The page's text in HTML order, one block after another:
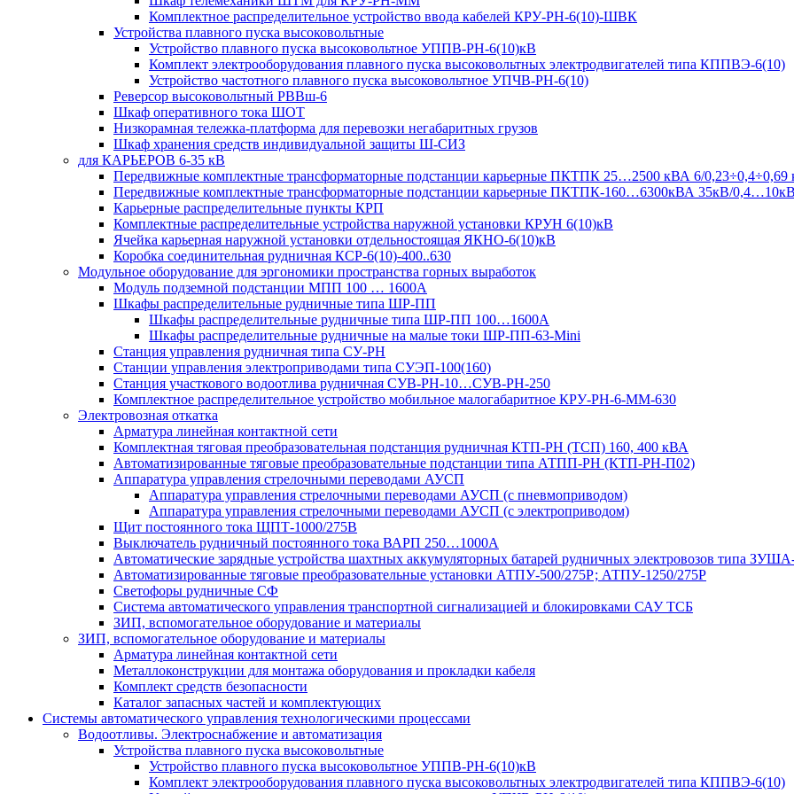
Комплектное распределительное устройство ввода кабелей КРУ-РН-6(10)-ШВК
Устройства плавного пуска высоковольтные
Устройство плавного пуска высоковольтное УППВ-РН-6(10)кВ
Комплект электрооборудования плавного пуска высоковольтных электродвигателей типа КППВЭ-6(10)
Устройство частотного плавного пуска высоковольтное УПЧВ-РН-6(10)
Реверсор высоковольтный РВВш-6
Шкаф оперативного тока ШОТ
Низкорамная тележка-платформа для перевозки негабаритных грузов
Шкаф хранения средств индивидуальной защиты Ш-СИЗ
для КАРЬЕРОВ 6-35 кВ
Передвижные комплектные трансформаторные подстанции карьерные ПКТПК 25…2500 кВА 6/0,23÷0,4÷0,69
Передвижные комплектные трансформаторные подстанции карьерные ПКТПК-160…6300кВА 35кВ/
Карьерные распределительные пункты КРП
Комплектные распределительные устройства наружной установки КРУН 6(10)кВ
Ячейка карьерная наружной установки отдельностоящая ЯКНО-6(10)кВ
Коробка соединительная рудничная КСР-6(10)-400..630
Модульное оборудование для эргономики пространства горных выработок
Модуль подземной подстанции МПП 100 … 1600А
Шкафы распределительные рудничные типа ШР-ПП
Шкафы распределительные рудничные типа ШР-ПП 100…1600А
Шкафы распределительные рудничные на малые токи ШР-ПП-63-Mini
Станция управления рудничная типа СУ-РН
Станции управления электроприводами типа СУЭП-100(160)
Станция участкового водоотлива рудничная СУВ-РН-10…СУВ-РН-250
Комплектное распределительное устройство мобильное малогабаритное КРУ-РН-6-ММ-630
Электровозная откатка
Арматура линейная контактной сети
Комплектная тяговая преобразовательная подстанция рудничная КТП-РН (ТСП) 160, 400 кВА
Автоматизированные тяговые преобразовательные подстанции типа АТПП-РН (КТП-РН-П02)
Аппаратура управления стрелочными переводами АУСП
Аппаратура управления стрелочными переводами АУСП (с пневмоприводом)
Аппаратура управления стрелочными переводами АУСП (с электроприводом)
Щит постоянного тока ЩПТ-1000/275В
Выключатель рудничный постоянного тока ВАРП 250…1000А
Автоматические зарядные устройства шахтных аккумуляторных батарей рудничных электровозов типа
Автоматизированные тяговые преобразовательные установки АТПУ-500/275Р; АТПУ-1250/275Р
Светофоры рудничные СФ
Система автоматического управления транспортной сигнализацией и блокировками САУ ТСБ
ЗИП, вспомогательное оборудование и материалы
ЗИП, вспомогательное оборудование и материалы
Арматура линейная контактной сети
Металлоконструкции для монтажа оборудования и прокладки кабеля
Комплект средств безопасности
Каталог запасных частей и комплектующих
Системы автоматического управления технологическими процессами
Водоотливы. Электроснабжение и автоматизация
Устройства плавного пуска высоковольтные
Устройство плавного пуска высоковольтное УППВ-РН-6(10)кВ
Комплект электрооборудования плавного пуска высоковольтных электродвигателей типа КППВЭ-6(10)